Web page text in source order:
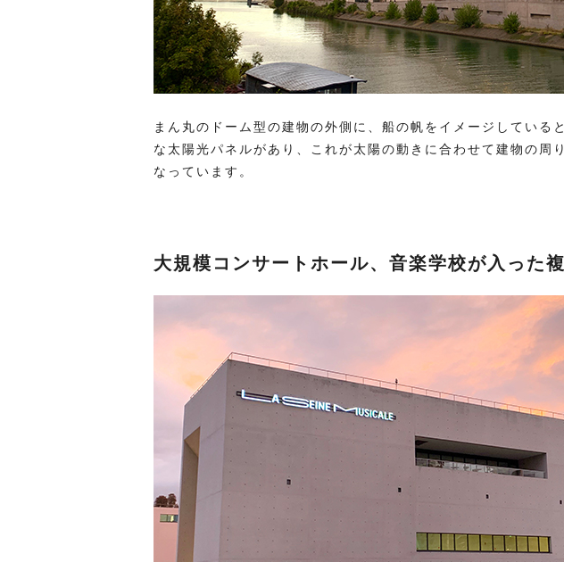
まん丸のドーム型の建物の外側に、船の帆をイメージしている
な太陽光パネルがあり、これが太陽の動きに合わせて建物の周
なっています。
大規模コンサートホール、音楽学校が入った